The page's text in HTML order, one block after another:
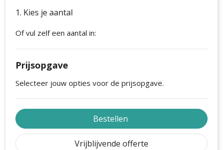
Case Logic
Mepal
Parker
Stanley
kerstkaarsen
1. Kies je aantal
Of vul zelf een aantal in:
Prijsopgave
Selecteer jouw opties voor de prijsopgave.
Bestellen
Vrijblijvende offerte